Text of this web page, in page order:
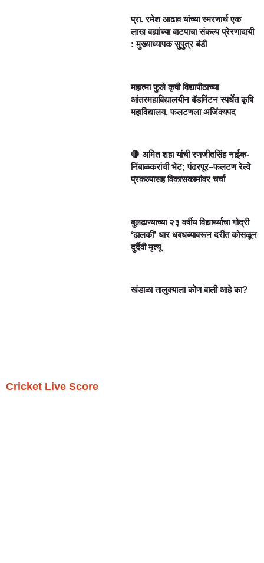
प्रा. रमेश आढाव यांच्या स्मरणार्थ एक
लाख वह्यांच्या वाटपाचा संकल्प प्रेरणादायी
: मुख्याध्यापक सुपुत्र बंडी
महात्मा फुले कृषी विद्यापीठाच्या
आंतरमहाविद्यालयीन बॅडमिंटन स्पर्धेत कृषि
महाविद्यालय, फलटणला अजिंक्यपद
🛑 अमित शहा यांची रणजीतसिंह नाईक-
निंबाळकरांची भेट; पंढरपूर–फलटण रेल्वे
प्रकल्पासह विकासकामांवर चर्चा
बुलढाण्याच्या २३ वर्षीय विद्यार्थ्याचा गोद्री
‘ढालकी’ धार धबधब्यावरून दरीत कोसळून
दुर्दैवी मृत्यू
खंडाळा तालुक्याला कोण वाली आहे का?
Cricket Live Score